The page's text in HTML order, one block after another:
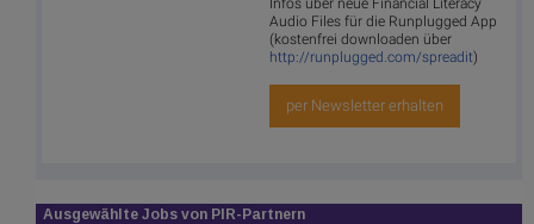
Infos über neue Financial Literacy
Audio Files für die Runplugged App
(kostenfrei downloaden über
http://runplugged.com/spreadit)
per Newsletter erhalten
Ausgewählte Jobs von PIR-Partnern